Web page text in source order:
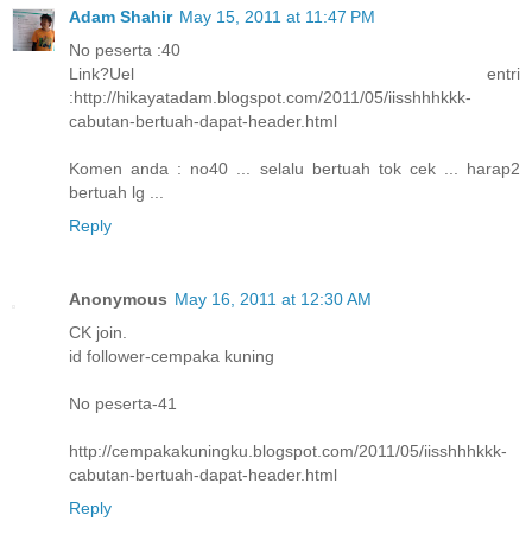
Adam Shahir May 15, 2011 at 11:47 PM
No peserta :40
Link?Uel entri
:http://hikayatadam.blogspot.com/2011/05/iisshhhkkk-
cabutan-bertuah-dapat-header.html
Komen anda : no40 ... selalu bertuah tok cek ... harap2
bertuah lg ...
Reply
Anonymous May 16, 2011 at 12:30 AM
CK join.
id follower-cempaka kuning
No peserta-41
http://cempakakuningku.blogspot.com/2011/05/iisshhhkkk-
cabutan-bertuah-dapat-header.html
Reply